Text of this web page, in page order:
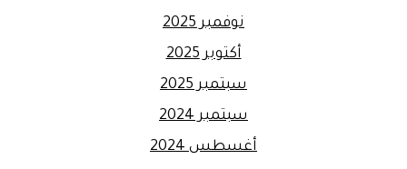
نوفمبر 2025
أكتوبر 2025
سبتمبر 2025
سبتمبر 2024
أغسطس 2024